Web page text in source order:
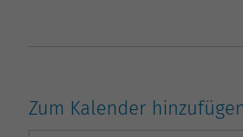
Zum Kalender